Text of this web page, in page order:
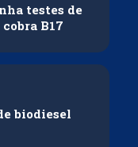
testes de
B17
biodiesel